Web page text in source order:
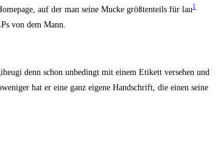
auf der man sei­ne Mucke größ­ten­teils für lau1
von dem Mann.
denn schon unbe­dingt mit einem Eti­kett ver­se­hen und
hat er eine ganz eige­ne Hand­schrift, die einen sei­ne